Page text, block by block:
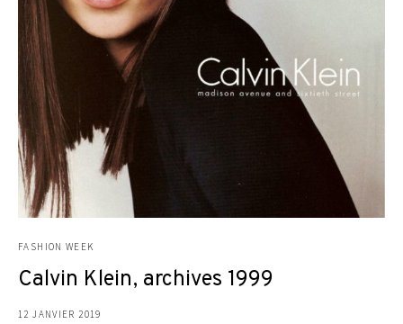
FASHION WEEK
Calvin Klein, archives 1999
12 JANVIER 2019